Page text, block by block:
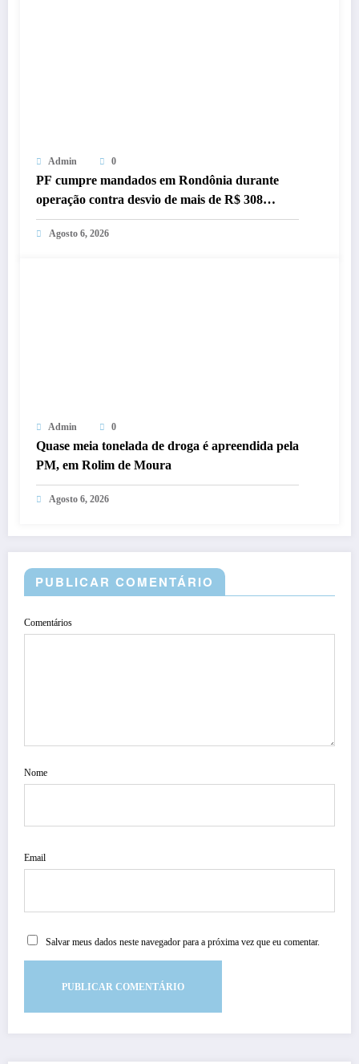
Admin 0
PF cumpre mandados em Rondônia durante
operação contra desvio de mais de R$ 308
milhões
Agosto 6, 2026
Admin 0
Quase meia tonelada de droga é apreendida pela
PM, em Rolim de Moura
Agosto 6, 2026
PUBLICAR COMENTÁRIO
Comentários
Nome
Email
Salvar meus dados neste navegador para a próxima vez que eu comentar.